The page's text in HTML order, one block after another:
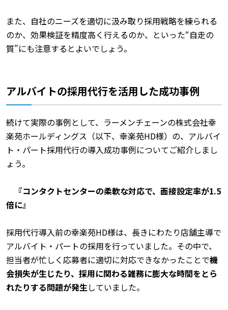
また、自社のニーズを適切に汲み取り採用戦略を練られる
のか、効果検証を精度高く行えるのか、といった“自走の
質”にも注意するとよいでしょう。
アルバイトの採用代行を活用した成功事例
続けて実際の事例として、ラーメンチェーンの株式会社幸
楽苑ホールディングス（以下、幸楽苑HD様）の、アルバイ
ト・パート採用代行の導入成功事例についてご紹介しまし
ょう。
『コンタクトセンターの柔軟な対応で、面接設定率が1.5
倍に』
採用代行導入前の幸楽苑HD様は、長きにわたり店舗主導で
アルバイト・パートの採用を行っていました。その中で、
担当者が忙しく応募者に適切に対応できなかったことで機
会損失が生じたり、採用に関わる雑務に膨大な時間をとら
れたりする問題が発生していました。